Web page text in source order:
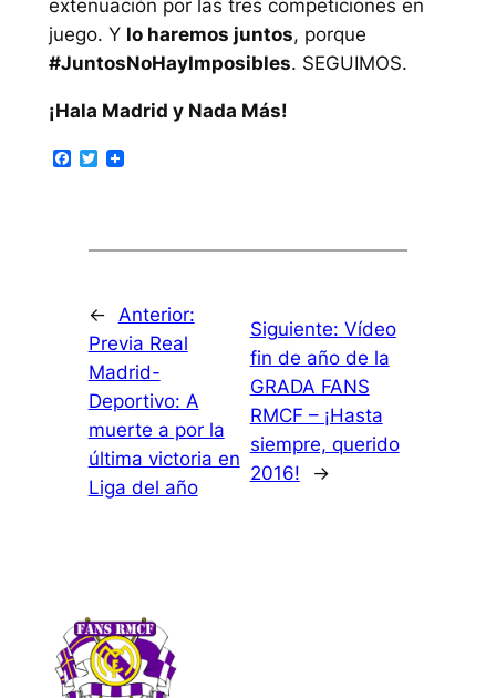
extenuación por las tres competiciones en
juego. Y lo haremos juntos, porque
#JuntosNoHayImposibles. SEGUIMOS.
¡Hala Madrid y Nada Más!
Facebook
Twitter
← Anterior:
Previa Real
Madrid-
Deportivo: A
muerte a por la
última victoria en
Liga del año
Siguiente: Vídeo
fin de año de la
GRADA FANS
RMCF – ¡Hasta
siempre, querido
2016!
→